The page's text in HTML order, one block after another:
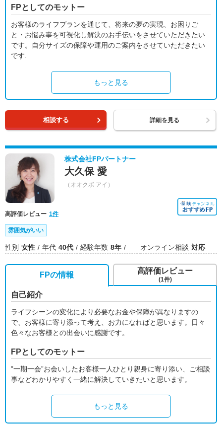
FPとしてのモットー
お客様のライフプランを通じて、将来の夢の実現、お困りご
と・お悩み事を可視化し解決のお手伝いをさせていただきたい
です。自分サイズの保障や運用のご案内をさせていただきたい
です.
もっと見る
相談する 詳細を見る
株式会社FPパートナー
大久保 愛
（オオクボ アイ）
高評価レビュー 1件
雰囲気がいい
性別 女性 年代 40代 経験年数 8年 オンライン相談 対応
FPの情報
自己紹介
ライフシーンの変化により必要なお金や保障が異なりますの
で、お客様に寄り添って考え、お力になればと思います。日々
色々なお客様との出会いに感謝です。
FPとしてのモットー
”一期一会”お会いしたお客様一人ひとり親身に寄り添い、ご相談
事などわかりやすく一緒に解決していきたいと思います。
もっと見る
高評価レビュー
(1件)